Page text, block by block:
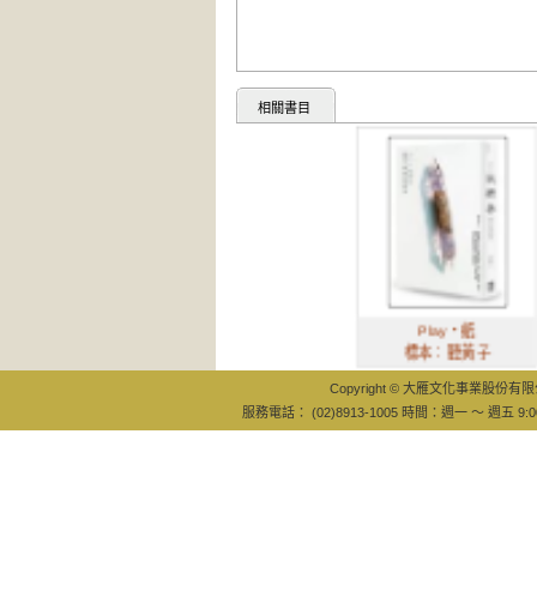
相關書目
標本：聽黃子
Copyright © 大雁文化事業股份有
服務電話： (02)8913-1005 時間：週一 ～ 週五